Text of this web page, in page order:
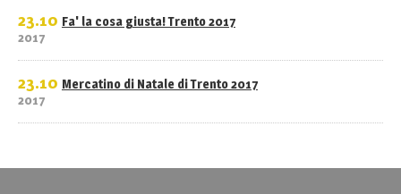
23.10
2017
Fa' la cosa giusta! Trento 2017
23.10
2017
Mercatino di Natale di Trento 2017